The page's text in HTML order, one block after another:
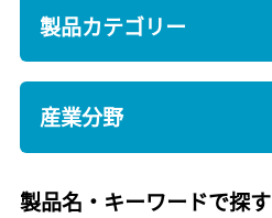
製品カテゴリー
産業分野
製品名・キーワードで探す